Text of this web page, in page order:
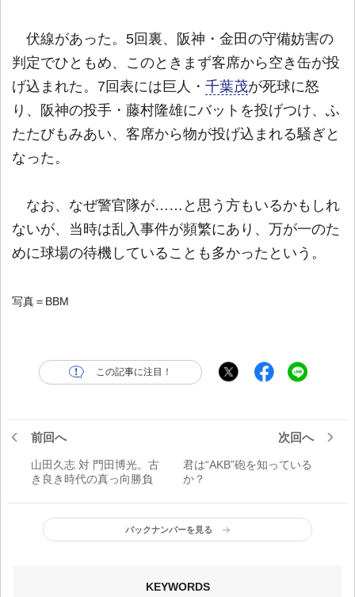
伏線があった。5回裏、阪神・金田の守備妨害の
判定でひともめ、このときまず客席から空き缶が投
げ込まれた。7回表には巨人・ 千葉茂が死球に怒
り、阪神の投手・藤村隆雄にバットを投げつけ、ふ
たたびもみあい、客席から物が投げ込まれる騒ぎと
なった。
なお、なぜ警官隊が……と思う方もいるかもしれ
ないが、当時は乱入事件が頻繁にあり、万が一のた
めに球場の待機していることも多かったという。
写真＝BBM
この記事に注目！
前回へ
山田久志 対 門田博光。古
き良き時代の真っ向勝負
次回へ
君は“AKB”砲を知っている
か？
バックナンバーを見る
KEYWORDS